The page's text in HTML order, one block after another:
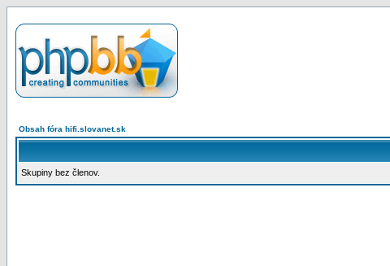
Obsah fóra hifi.slovanet.sk
Skupiny bez členov.